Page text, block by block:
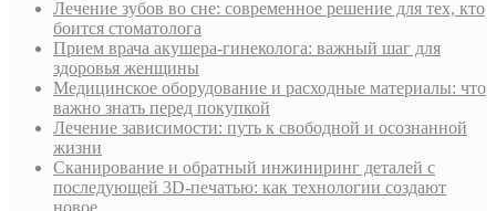
Лечение зубов во сне: современное решение для тех, кто
боится стоматолога
Прием врача акушера-гинеколога: важный шаг для
здоровья женщины
Медицинское оборудование и расходные материалы: что
важно знать перед покупкой
Лечение зависимости: путь к свободной и осознанной
жизни
Сканирование и обратный инжиниринг деталей с
последующей 3D-печатью: как технологии создают
новое